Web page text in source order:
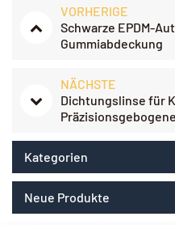
VORHERIGE
Schwarze EPDM-
Gummiabdeckung
NÄCHSTE
Dichtungslinse für
Kategorien
Neue Produkte